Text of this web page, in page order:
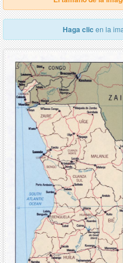
Haga clic en la